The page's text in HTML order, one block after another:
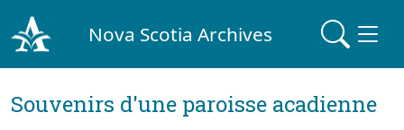
Nova Scotia Archives
Souvenirs d'une paroisse acadienne